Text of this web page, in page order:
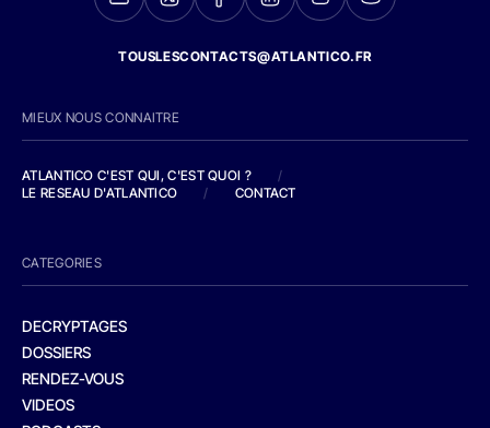
TOUSLESCONTACTS@ATLANTICO.FR
MIEUX NOUS CONNAITRE
ATLANTICO C'EST QUI, C'EST QUOI ?
/
LE RESEAU D'ATLANTICO
/ CONTACT
CATEGORIES
DECRYPTAGES
DOSSIERS
RENDEZ-VOUS
VIDEOS